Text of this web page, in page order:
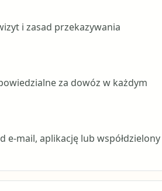
i zasad przekazywania
za dowóz w każdym
e-mail, aplikację lub współdzielony